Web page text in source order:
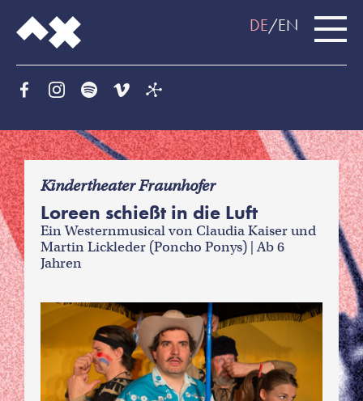
DE EN
f
Kindertheater Fraunhofer
Loreen schießt in die Luft
Ein Westernmusical von Claudia Kaiser und
Martin Lickleder (Poncho Ponys) | Ab 6
Jahren